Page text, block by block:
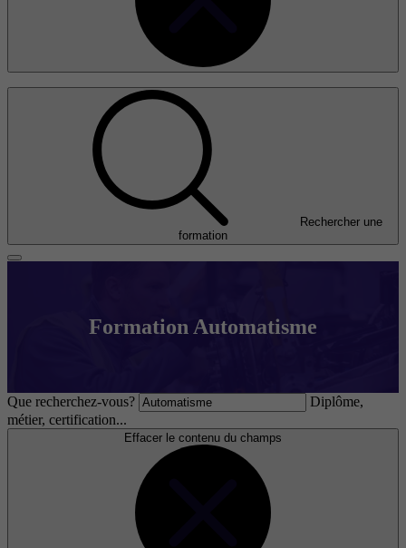
Rechercher une
formation
Formation Automatisme
Que recherchez-vous?
Diplôme,
métier, certification...
Effacer le contenu du champs